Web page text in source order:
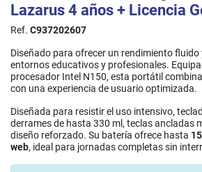
Lazarus 4 años + Licencia
Ref. C937202607
Diseñado para ofrecer un rendimiento
entornos educativos y profesionales.
procesador Intel N150, esta portátil
con una experiencia de usuario optimizada.
Diseñada para resistir el uso intensivo,
derrames de hasta 330 ml, teclas ancladas
diseño reforzado. Su batería ofrece hasta
web, ideal para jornadas completas sin